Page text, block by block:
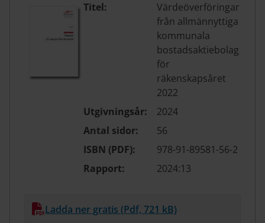
Titel:
Värdeöverföringar
från allmännyttiga
kommunala
bostadsaktiebolag
för
räkenskapsåret
2022
Utgivningsår:
2024
Antal sidor:
56
ISBN (PDF):
978-91-89581-56-2
Rapport:
2024:13
Ladda ner gratis (Pdf, 721 kB)